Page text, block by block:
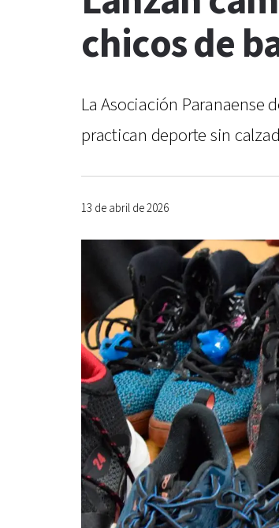
chicos de
La Asociación Paranaense
practican deporte sin
13 de abril de 2026